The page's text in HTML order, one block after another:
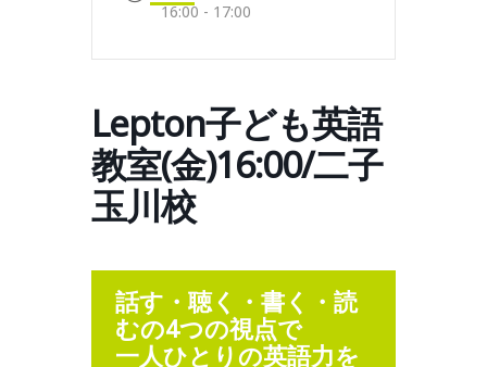
16:00 - 17:00
Lepton子ども英語
教室(金)16:00/二子
玉川校
話す・聴く・書く・読
むの4つの視点で
一人ひとりの英語力を